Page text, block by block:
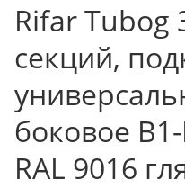
Rifar Tubog
секций,
боковое
RAL 9016